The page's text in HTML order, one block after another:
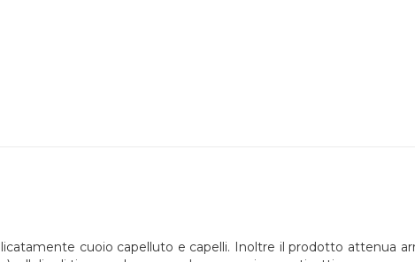
cuoio capelluto e capelli. Inoltre il prodotto attenua